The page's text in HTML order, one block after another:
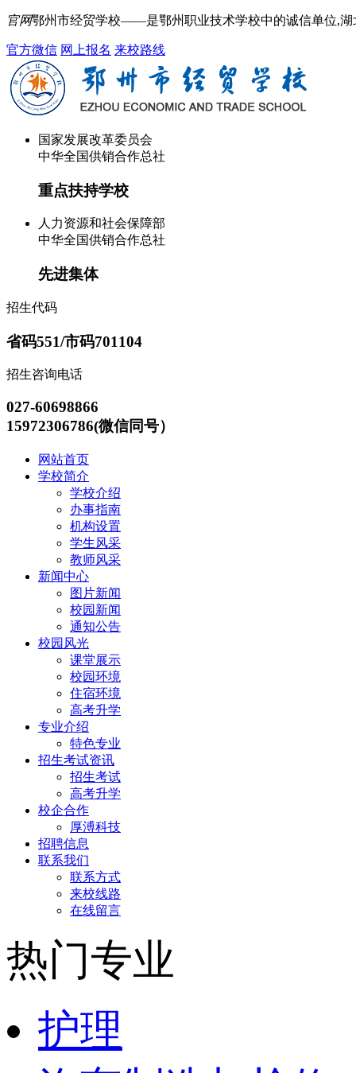
官网鄂州市经贸学校——是鄂州职业技术学校中的诚信单位,
官方微信 网上报名 来校路线
国家发展改革委员会
中华全国供销合作总社
重点扶持学校
人力资源和社会保障部
中华全国供销合作总社
先进集体
招生代码
省码551/市码701104
招生咨询电话
027-60698866
15972306786(微信同号）
网站首页
学校简介
学校介绍
办事指南
机构设置
学生风采
教师风采
新闻中心
图片新闻
校园新闻
通知公告
校园风光
课堂展示
校园环境
住宿环境
高考升学
专业介绍
特色专业
招生考试资讯
招生考试
高考升学
校企合作
厚溥科技
招聘信息
联系我们
联系方式
来校线路
在线留言
热门专业
护理